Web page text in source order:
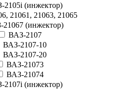
2105i (инжектор)
21061, 21063, 21065
(инжектор)
ВАЗ-2107
ВАЗ-2107-10
ВАЗ-2107-20
ВАЗ-21073
ВАЗ-21074
2107i (инжектор)